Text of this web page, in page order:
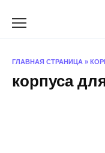
ГЛАВНАЯ СТРАНИЦА »
корпуса